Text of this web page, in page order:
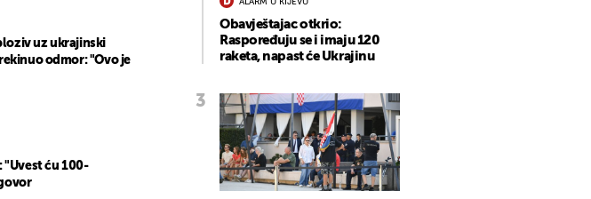
uz ukrajinski
odmor: "Ovo je
ću 100-
Obavještajac otkrio:
Raspoređuju se i imaju 120
raketa, napast će Ukrajinu